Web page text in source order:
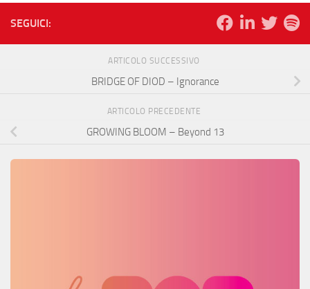
SEGUICI:
ARTICOLO SUCCESSIVO
BRIDGE OF DIOD – Ignorance
ARTICOLO PRECEDENTE
GROWING BLOOM – Beyond 13